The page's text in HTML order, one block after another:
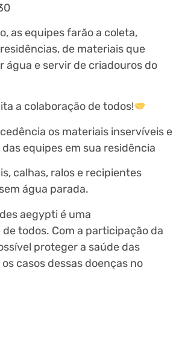
as equipes farão a coleta,
de materiais que
água e servir de criadouros do
a colaboração de todos!
os materiais inservíveis e
equipes em sua residência
calhas, ralos e recipientes
água parada.
aegypti é uma
todos. Com a participação da
proteger a saúde das
casos dessas doenças no